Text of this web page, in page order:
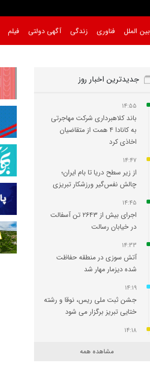
بین الملل فناوری زندگی آگهی دولتی فیلم
جدیدترین اخبار روز
14:55
باند کلاهبرداری شرکت مهاجرتی
به کانادا ۴ همت از متقاضیان
اخاذی کرد
14:47
از زیر سطح دریا تا بام ایران؛
چالش نفس‌گیر ورزشکار تبریزی
14:45
اجرای بیش از ۲۶۴۳ تن آسفالت
در خیابان رسالت
14:33
آتش‌ سوزی در منطقه حفاظت‌
شده دیزمار مهار شد
14:19
جشن ثبت ملی ریس، نوقا و رشته
ختایی تبریز برگزار می شود
14:18
مشاهده همه